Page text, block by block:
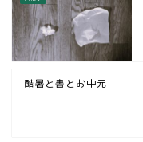
酷暑と書とお中元